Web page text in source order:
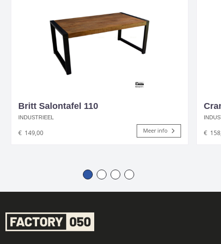
Britt Salontafel 110
INDUSTRIEEL
€ 149,00 Meer info €